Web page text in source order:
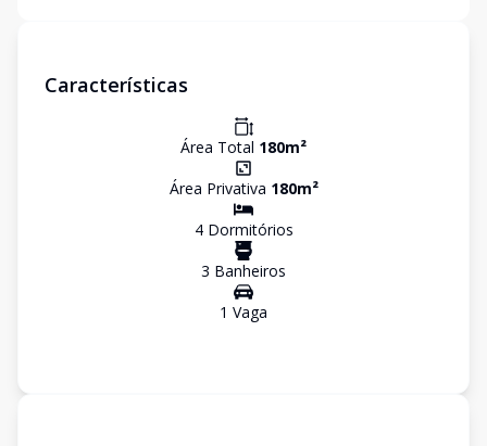
Características
Área Total 180m²
Área Privativa 180m²
4Dormitórios
3 Banheiros
1 Vaga